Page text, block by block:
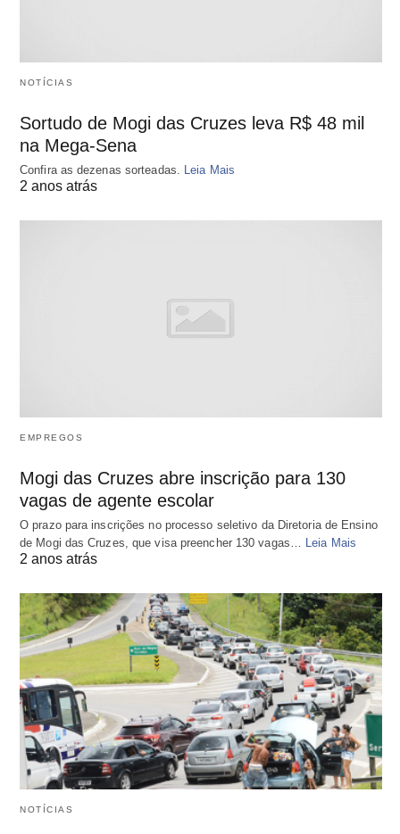
NOTÍCIAS
Sortudo de Mogi das Cruzes leva R$ 48 mil
na Mega-Sena
Confira as dezenas sorteadas. Leia Mais
2 anos atrás
EMPREGOS
Mogi das Cruzes abre inscrição para 130
vagas de agente escolar
O prazo para inscrições no processo seletivo da Diretoria de Ensino
de Mogi das Cruzes, que visa preencher 130 vagas… Leia Mais
2 anos atrás
NOTÍCIAS